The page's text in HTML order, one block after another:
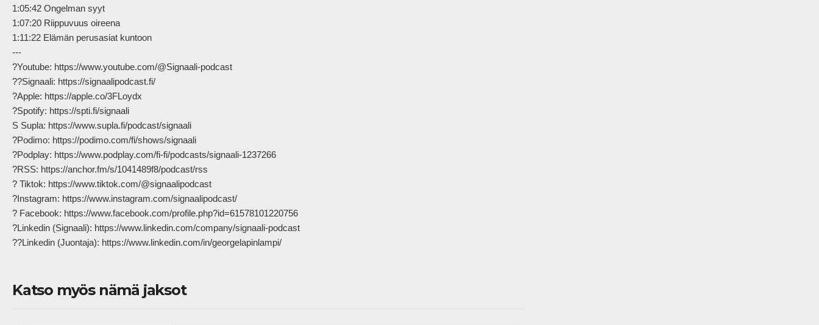
1:05:42 Ongelman syyt
1:07:20 Riippuvuus oireena
1:11:22 Elämän perusasiat kuntoon
---
?Youtube: https://www.youtube.com/@Signaali-podcast
??Signaali: https://signaalipodcast.fi/
?Apple: https://apple.co/3FLoydx
?Spotify: https://spti.fi/signaali
S Supla: https://www.supla.fi/podcast/signaali
?Podimo: https://podimo.com/fi/shows/signaali
?Podplay: https://www.podplay.com/fi-fi/podcasts/signaali-1237266
?RSS: https://anchor.fm/s/1041489f8/podcast/rss
? Tiktok: https://www.tiktok.com/@signaalipodcast
?Instagram: https://www.instagram.com/signaalipodcast/
? Facebook: https://www.facebook.com/profile.php?id=61578101220756
?Linkedin (Signaali): https://www.linkedin.com/company/signaali-podcast
??Linkedin (Juontaja): https://www.linkedin.com/in/georgelapinlampi/
Katso myös nämä jaksot